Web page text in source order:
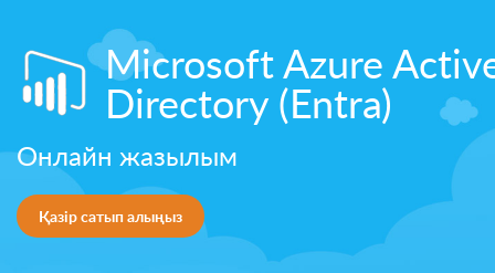
Microsoft Azure
Directory (Entra)
Онлайн жазылым
Қазір сатып алыңыз